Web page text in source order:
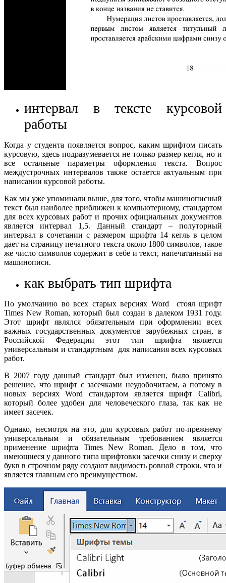
интервал в тексте курсовой
работы
Когда у студента появляется вопрос, каким шрифтом писать
курсовую, здесь подразумевается не только размер кегля, но и
все остальные параметры оформления текста. Вопрос
междустрочных интервалов также остается актуальным при
написании курсовой работы.
Как мы уже упоминали выше, для того, чтобы машинописный
текст был наиболее приближен к компьютерному, стандартом
для всех курсовых работ и прочих официальных документов
является интервал 1,5. Данный стандарт – полуторный
интервал в сочетании с размером шрифта 14 кегль в целом
дает на страницу печатного текста около 1800 символов, такое
же число символов содержит в себе и текст, напечатанный на
машинописи.
как выбрать тип шрифта
По умолчанию во всех старых версиях Word стоял шрифт
Times New Roman, который был создан в далеком 1931 году.
Этот шрифт являлся обязательным при оформлении всех
важных государственных документов зарубежных стран, в
Российской Федерации этот тип шрифта является
универсальным и стандартным для написания всех курсовых
работ.
В 2007 году данный стандарт был изменен, было принято
решение, что шрифт с засечками неудобочитаем, а потому в
новых версиях Word стандартом является шрифт Calibri,
который более удобен для человеческого глаза, так как не
имеет засечек.
Однако, несмотря на это, для курсовых работ по-прежнему
универсальным и обязательным требованием является
применение шрифта Times New Roman. Дело в том, что
имеющиеся у данного типа шрифтовки засечки снизу и сверху
букв в строчном ряду создают видимость ровной строки, что и
является главным его преимуществом.